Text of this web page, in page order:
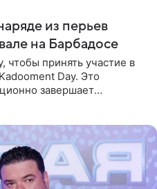
из перьев
на Барбадосе
чтобы принять участие в
Day. Это
завершает